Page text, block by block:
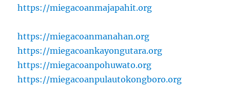
https://miegacoanmajapahit.org
https://miegacoanmanahan.org
https://miegacoankayongutara.org
https://miegacoanpohuwato.org
https://miegacoanpulautokongboro.org